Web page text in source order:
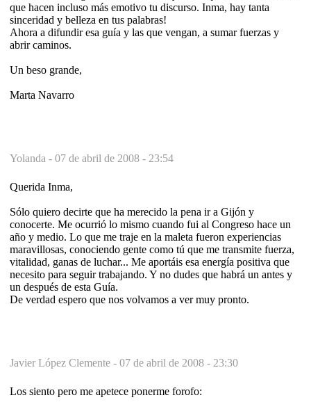
que hacen incluso más emotivo tu discurso. Inma, hay tanta
sinceridad y belleza en tus palabras!
Ahora a difundir esa guía y las que vengan, a sumar fuerzas y
abrir caminos.
Un beso grande,
Marta Navarro
Yolanda - 07 de abril de 2008 - 23:54
Querida Inma,
Sólo quiero decirte que ha merecido la pena ir a Gijón y
conocerte. Me ocurrió lo mismo cuando fui al Congreso hace un
año y medio. Lo que me traje en la maleta fueron experiencias
maravillosas, conociendo gente como tú que me transmite fuerza,
vitalidad, ganas de luchar... Me aportáis esa energía positiva que
necesito para seguir trabajando. Y no dudes que habrá un antes y
un después de esta Guía.
De verdad espero que nos volvamos a ver muy pronto.
Javier López Clemente - 07 de abril de 2008 - 23:30
Los siento pero me apetece ponerme forofo: